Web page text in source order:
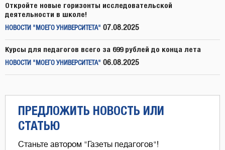
Откройте новые горизонты исследовательской
деятельности в школе!
НОВОСТИ "МОЕГО УНИВЕРСИТЕТА" 07.08.2025
Курсы для педагогов всего за 699 рублей до конца лета
НОВОСТИ "МОЕГО УНИВЕРСИТЕТА" 06.08.2025
ПРЕДЛОЖИТЬ НОВОСТЬ ИЛИ
СТАТЬЮ
Станьте автором "Газеты педагогов"!